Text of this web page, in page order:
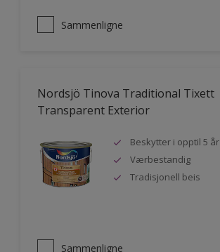
Sammenligne
Nordsjö Tinova Traditional Tixett
Transparent Exterior
Beskytter i opptil 5 år
Værbestandig
Tradisjonell beis
Sammenligne